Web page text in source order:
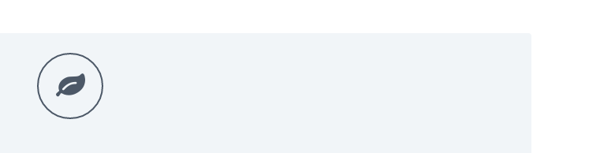

